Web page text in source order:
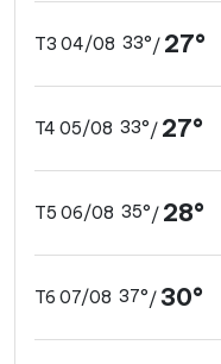
T3 04/08 33°/ 27°
T4 05/08 33°/ 27°
T5 06/08 35°/ 28°
T6 07/08 37°/30°